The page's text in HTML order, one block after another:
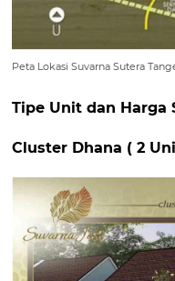
Peta Lokasi Suvarna Sutera
Tipe Unit dan Harga
Cluster Dhana ( 2